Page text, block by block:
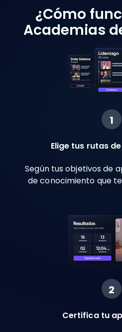
¿Cómo
Academias
1
Elige tus rutas
Según tus objetivos de
de conocimiento que
2
Certifica tu